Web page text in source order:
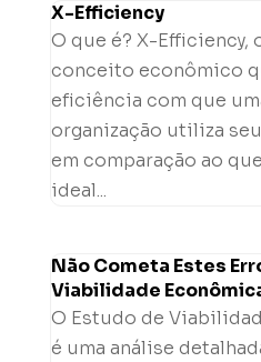
X-Efficiency
O que é? X-Efficiency,
conceito econômico
eficiência com que
organização utiliza
em comparação ao
ideal...
Não Cometa Estes
Viabilidade
O Estudo de
é uma análise